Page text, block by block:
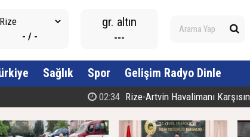
- / -
gr. altın
---
Sağlık Spor Gelişim Radyo Dinle
02:34 Rize-Artvin Havalimanı Karşısına